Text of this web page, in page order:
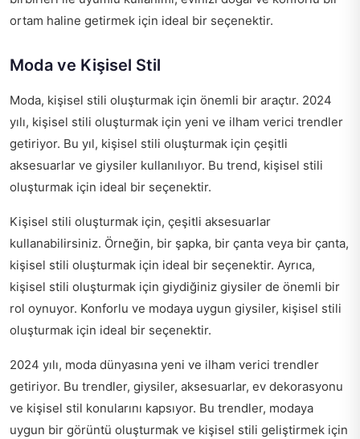
ortam haline getirmek için ideal bir seçenektir.
Moda ve Kişisel Stil
Moda, kişisel stili oluşturmak için önemli bir araçtır. 2024
yılı, kişisel stili oluşturmak için yeni ve ilham verici trendler
getiriyor. Bu yıl, kişisel stili oluşturmak için çeşitli
aksesuarlar ve giysiler kullanılıyor. Bu trend, kişisel stili
oluşturmak için ideal bir seçenektir.
Kişisel stili oluşturmak için, çeşitli aksesuarlar
kullanabilirsiniz. Örneğin, bir şapka, bir çanta veya bir çanta,
kişisel stili oluşturmak için ideal bir seçenektir. Ayrıca,
kişisel stili oluşturmak için giydiğiniz giysiler de önemli bir
rol oynuyor. Konforlu ve modaya uygun giysiler, kişisel stili
oluşturmak için ideal bir seçenektir.
2024 yılı, moda dünyasına yeni ve ilham verici trendler
getiriyor. Bu trendler, giysiler, aksesuarlar, ev dekorasyonu
ve kişisel stil konularını kapsıyor. Bu trendler, modaya
uygun bir görüntü oluşturmak ve kişisel stili geliştirmek için